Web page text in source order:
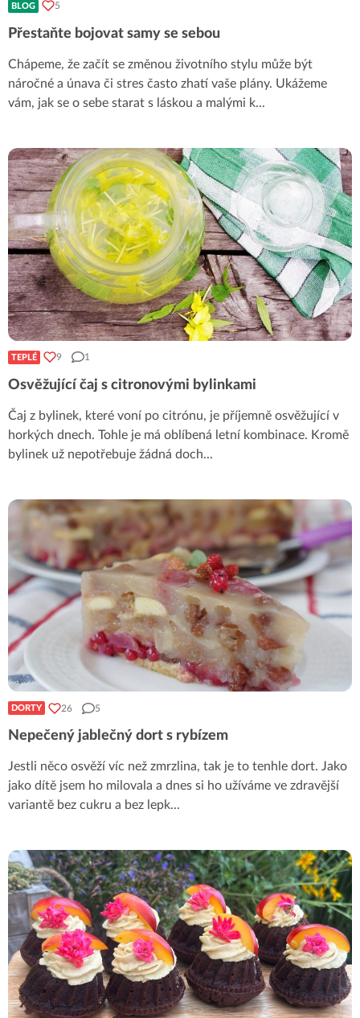
BLOG 5
Přestaňte bojovat samy se sebou
Chápeme, že začít se změnou životního stylu může být
náročné a únava či stres často zhatí vaše plány. Ukážeme
vám, jak se o sebe starat s láskou a malými k...
TEPLÉ 9 1
Osvěžující čaj s citronovými bylinkami
Čaj z bylinek, které voní po citrónu, je příjemně osvěžující v
horkých dnech. Tohle je má oblíbená letní kombinace. Kromě
bylinek už nepotřebuje žádná doch...
DORTY 26 5
Nepečený jablečný dort s rybízem
Jestli něco osvěží víc než zmrzlina, tak je to tenhle dort. Jako
jako dítě jsem ho milovala a dnes si ho užíváme ve zdravější
variantě bez cukru a bez lepk...